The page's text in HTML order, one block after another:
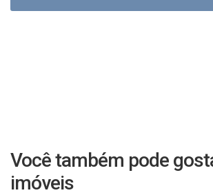
Você também pode
imóveis